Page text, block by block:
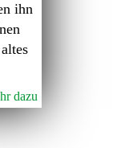
ihn
dazu